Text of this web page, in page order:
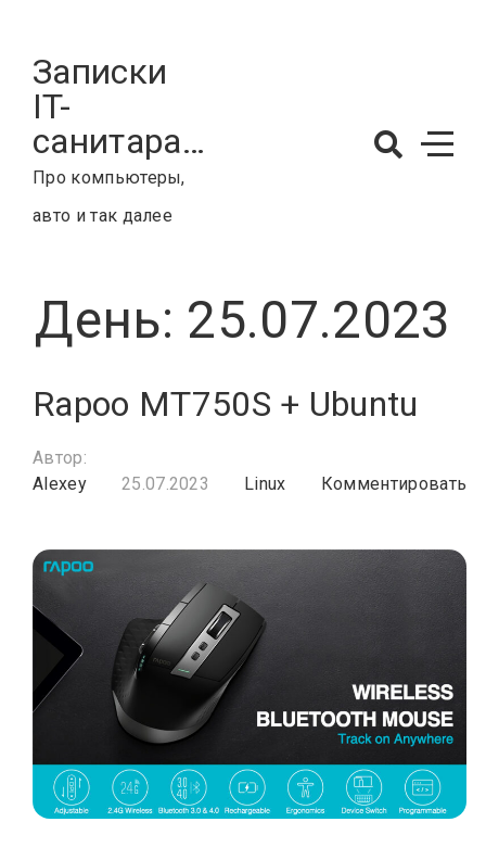
contentЗаписки
IT-
санитара…
Про компьютеры,
авто и так далее
День: 25.07.2023
Rapoo MT750S + Ubuntu
Автор:
Alexey
25.07.2023 Linux Комментировать